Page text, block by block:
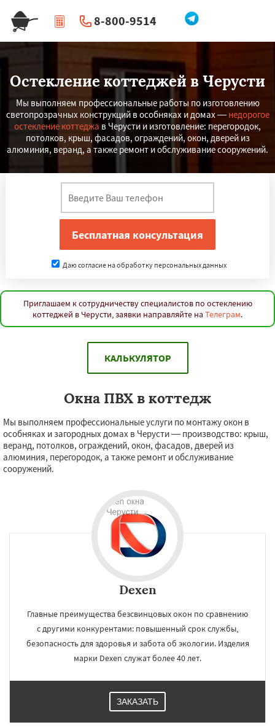
8-800-9514
| Перезвоните мне
Остекление коттеджей в Черусти
Мы выполняем профессиональные работы по изготовлению
светопрозрачных конструкций в особняках и домах — недорогое
остекление коттеджа в Черусти и изготовление: перегородок,
потолков, крыш, фасадов, ограждений, окон, дверей из
алюминия, веранд, а также ремонт и обслуживание сооружений.
Даю согласие на обработку персональных данных
Приглашаем к сотрудничеству специалистов по остеклению
коттеджей в Черусти, заявки направляйте на Телеграм.
КАЛЬКУЛЯТОР
Окна ПВХ в коттедж
Мы выполняем профессиональные услуги по монтажу окон в
особняках и загородных домах в Черусти — производство: крыш,
веранд, потолков, ограждений, окон, фасадов, дверей из
алюминия, перегородок, а также ремонт и обслуживание
сооружений.
Dexen
Главные преимущества безсвинцовых окон по сравнению
с другими конкурентами: повышенный срок службы,
безопасность для здоровья и забота об экологии. Изделия
марки Dexen служат более 40 лет.
ЗАКАЗАТЬ